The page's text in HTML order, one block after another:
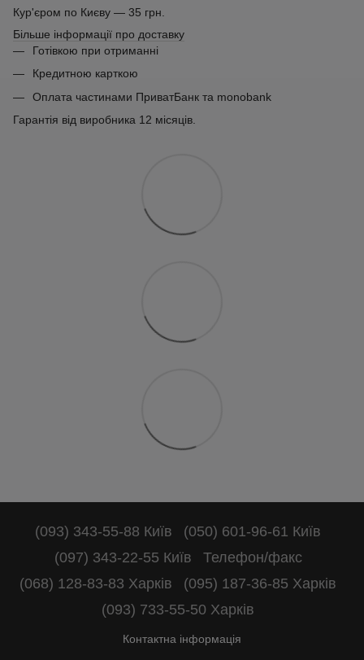
Кур'єром по Києву — 35 грн.
Більше інформації про доставку
Готівкою при отриманні
Кредитною карткою
Оплата частинами ПриватБанк та monobank
Гарантія від виробника 12 місяців.
(093) 343-55-88 Київ
(050) 601-96-61 Київ
(097) 343-22-55 Київ
Телефон/факс
(068) 128-83-83 Харків
(095) 187-36-85 Харків
(093) 733-55-50 Харків
Контактна інформація